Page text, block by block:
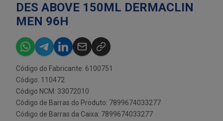
DES ABOVE 150ML DERMACLIN
MEN 96H
Código do Fabricante: 6100751
Código: 110472
Código NCM: 33072010
Código de Barras do Produto: 7899674033277
Código de Barras da Caixa: 7899674033277